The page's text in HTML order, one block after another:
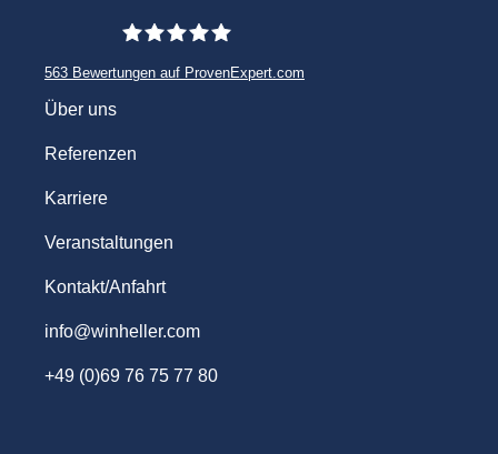
563 Bewertungen auf ProvenExpert.com
Über uns
Referenzen
Karriere
Veranstaltungen
Kontakt/Anfahrt
info@winheller.com
+49 (0)69 76 75 77 80